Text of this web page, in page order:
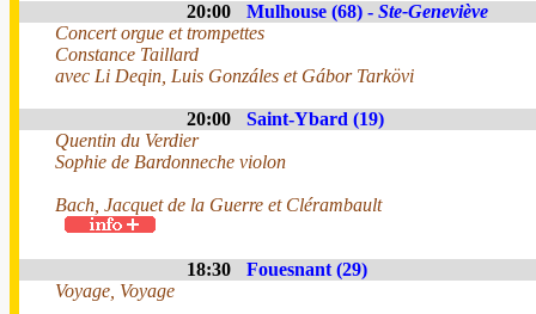
20:00 Mulhouse (68) - Ste-Geneviève
Concert orgue et trompettes
Constance Taillard
avec Li Deqin, Luis Gonzáles et Gábor Tarkövi
20:00
Saint-Ybard (19)
Quentin du Verdier
Sophie de Bardonneche violon
Bach, Jacquet de la Guerre et Clérambault
18:30
Fouesnant (29)
Voyage, Voyage